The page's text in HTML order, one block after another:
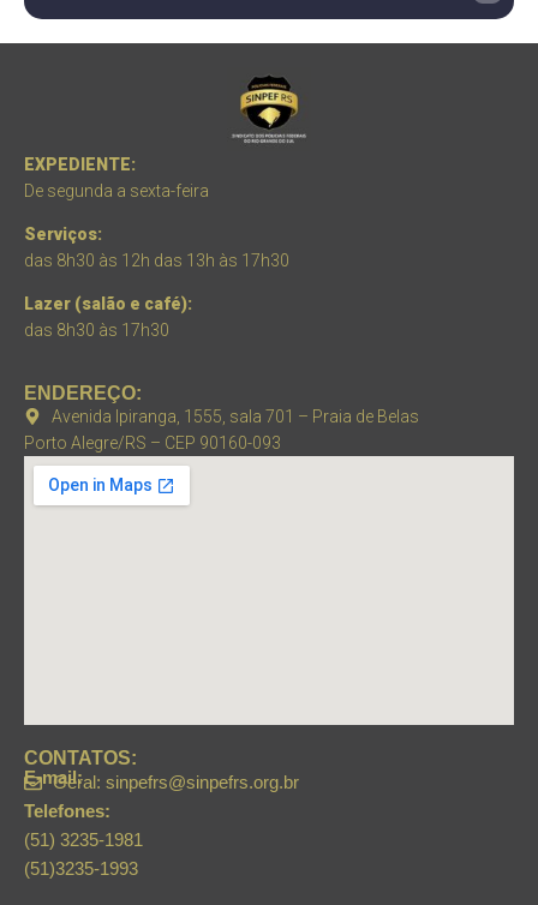
EXPEDIENTE:
De segunda a sexta-feira
Serviços:
das 8h30 às 12h das 13h às 17h30
Lazer (salão e café):
das 8h30 às 17h30
ENDEREÇO:
Avenida Ipiranga, 1555, sala 701 – Praia de Belas
Porto Alegre/RS – CEP 90160-093
CONTATOS:
E-mail:Geral: sinpefrs@sinpefrs.org.br
Telefones:
(51) 3235-1981
(51)3235-1993